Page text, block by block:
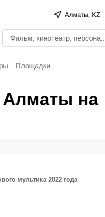
Алматы, KZ
Площадки
Алматы на
мультика 2022 года